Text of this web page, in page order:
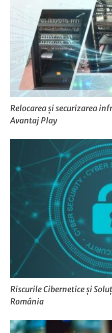
Relocarea și securizarea
Avantaj Play
Riscurile Cibernetice și
România